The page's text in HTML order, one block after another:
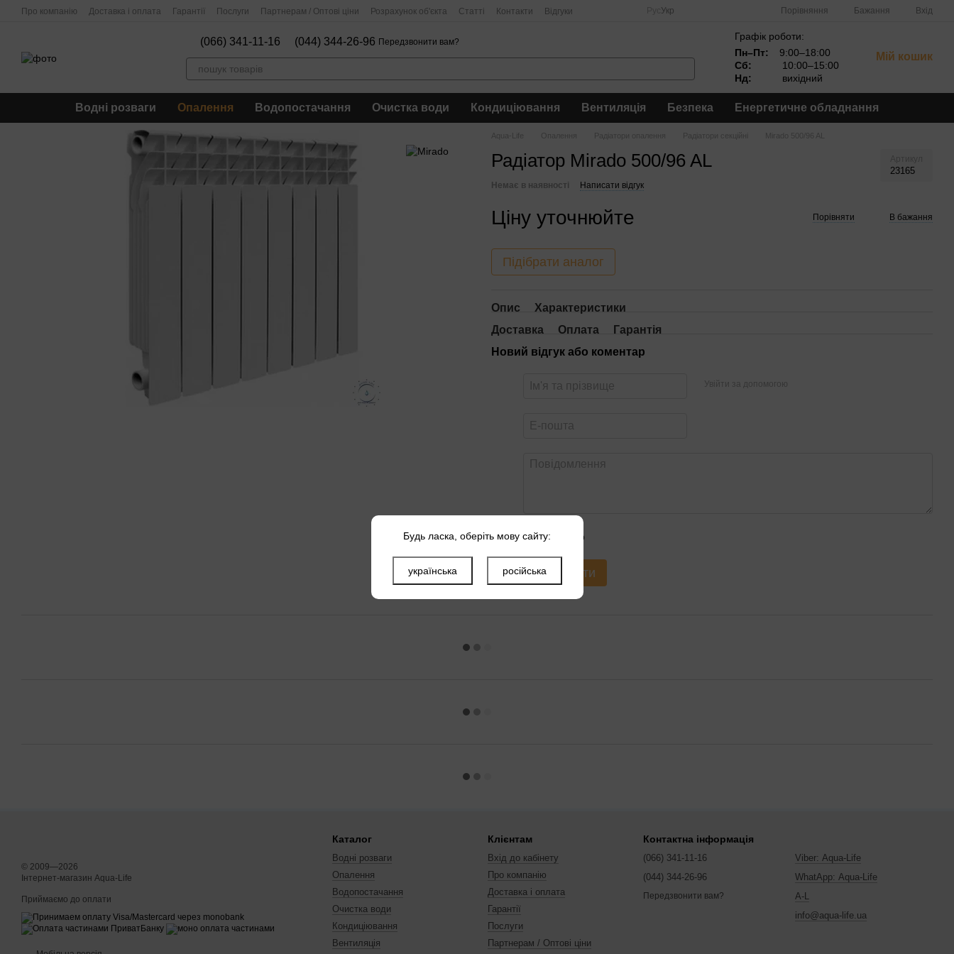
Перейти до основного контенту
Про компанію Доставка і оплата Гарантії Послуги Партнерам / Оптові ціни Розрахунок об'єкта Статті Контакти Відгуки Укр Порівняння Бажання Вхід
(066) 341-11-16 (044) 344-26-96 Передзвонити вам?
Графік роботи:
Пн–Пт:
9:00–18:00
Сб:
10:00–15:00
Нд:
вихідний
Мій кошик
Водні розваги Опалення Водопостачання Очистка води Кондиціювання Вентиляція Безпека Енергетичне обладнання
Aqua-Life Опалення Радіатори опалення Радіатори секційні Mirado 500/96 AL
Радіатор Mirado 500/96 AL 23165
Немає в наявності Написати відгук
Ціну уточнюйте Порівняти В бажання
Підібрати аналог
Опис
Характеристики
Доставка
Оплата
Гарантія
Новий відгук або коментар
Увійти за допомогою
Оцініть товар
Надіслати
© 2009—2026
Інтернет-магазин Aqua-Life
Приймаємо до оплати
Каталог
Водні розваги
Опалення
Водопостачання
Очистка води
Кондиціювання
Вентиляція
Клієнтам
Вхід до кабінету
Про компанію
Доставка і оплата
Гарантії
Послуги
Партнерам / Оптові ціни
Контактна інформація
(066) 341-11-16
(044) 344-26-96
Передзвонити вам?
Viber: Aqua-Life
WhatApp: Aqua-Life
A-L
info@aqua-life.ua
Будь ласка, оберіть мову сайту:
українська російська